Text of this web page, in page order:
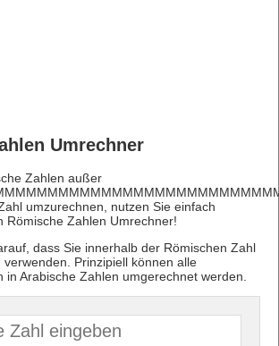
Umrechner
Zahlen außer
umzurechnen, nutzen Sie einfach
Römische Zahlen Umrechner!
dass Sie innerhalb der Römischen Zahl
verwenden. Prinzipiell können alle
in Arabische Zahlen umgerechnet werden.